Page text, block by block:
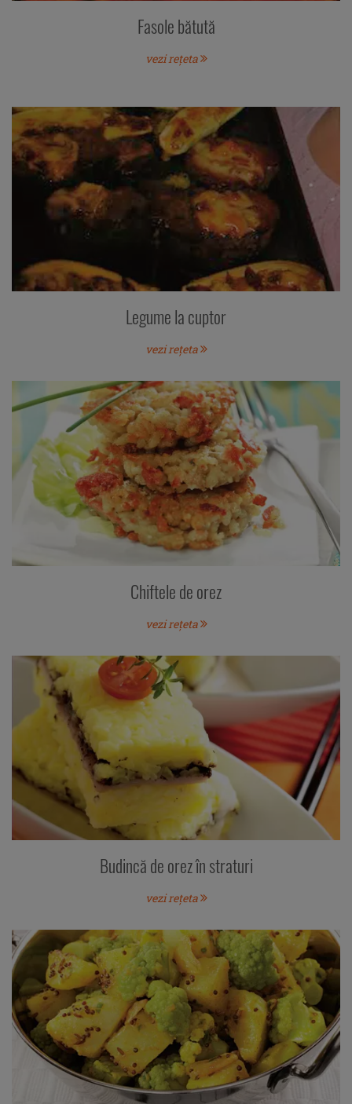
Fasole bătută
vezi rețeta
Legume la cuptor
vezi rețeta
Chiftele de orez
vezi rețeta
Budincă de orez în straturi
vezi rețeta